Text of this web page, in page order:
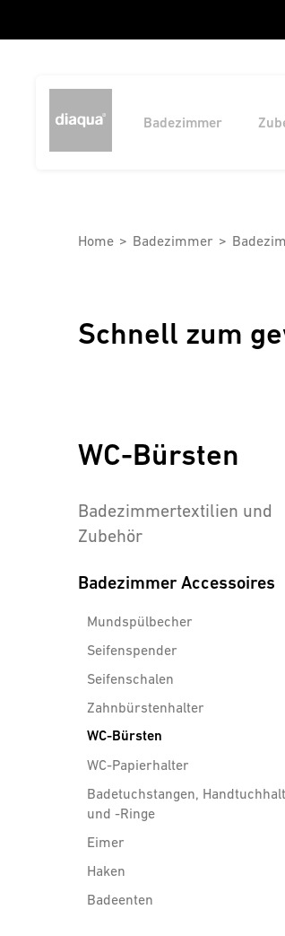
Badezimmer
Home Badezimmer
Schnell zum
WC-Bürsten
Badezimmertextilien und
Zubehör
Badezimmer Accessoires
Mundspülbecher
Seifenspender
Seifenschalen
Zahnbürstenhalter
WC-Bürsten
WC-Papierhalter
Badetuchstangen,
und -Ringe
Eimer
Haken
Badeenten